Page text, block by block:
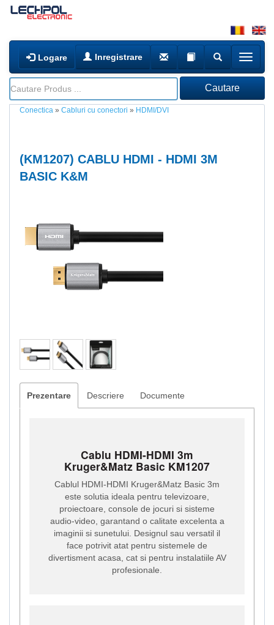
Logare Inregistrare
Conectica » Cabluri cu conectori » HDMI/DVI
(KM1207) CABLU HDMI - HDMI 3M
BASIC K&M
Prezentare Descriere Documente
Cablu HDMI-HDMI 3m
Kruger&Matz Basic KM1207
Cablul HDMI-HDMI Kruger&Matz Basic 3m
este solutia ideala pentru televizoare,
proiectoare, console de jocuri si sisteme
audio-video, garantand o calitate excelenta a
imaginii si sunetului. Designul sau versatil il
face potrivit atat pentru sistemele de
divertisment acasa, cat si pentru instalatiile AV
profesionale.